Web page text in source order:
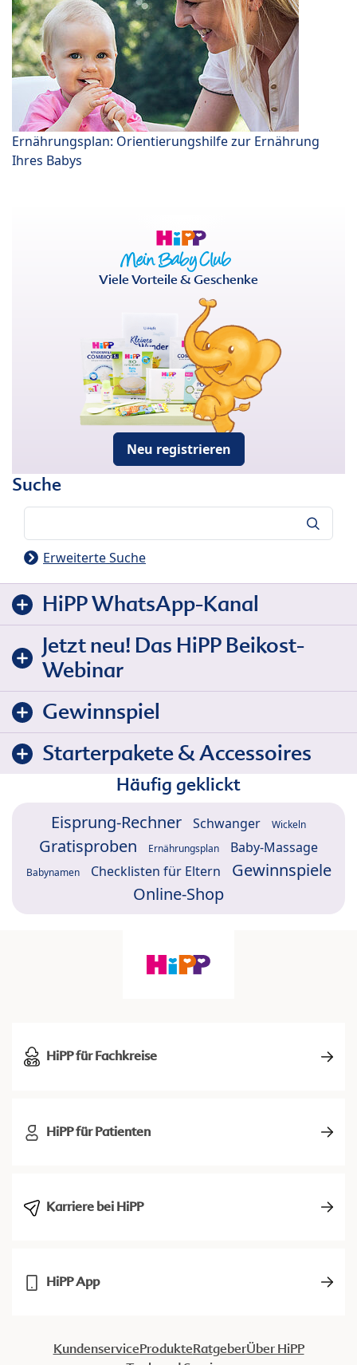
Ernährungsplan: Orientierungshilfe zur Ernährung
Ihres Babys
Viele Vorteile & Geschenke
Neu registrieren
Suche
Erweiterte Suche
HiPP WhatsApp-Kanal
Jetzt neu! Das HiPP Beikost-
Webinar
Gewinnspiel
Starterpakete & Accessoires
Häufig geklickt
Eisprung-Rechner Schwanger Wickeln
Gratisproben Ernährungsplan Baby-Massage
Babynamen Checklisten für Eltern
Gewinnspiele
Online-Shop
HiPP für Fachkreise
HiPP für Patienten
Karriere bei HiPP
HiPP App
KundenserviceProdukteRatgeberÜber HiPP